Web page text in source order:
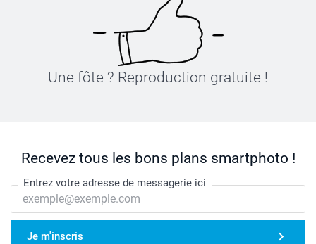
Une fôte ? Reproduction gratuite !
Recevez tous les bons plans smartphoto !
Entrez votre adresse de messagerie ici
Je m'inscris